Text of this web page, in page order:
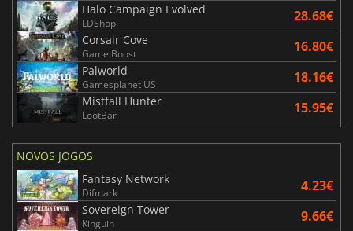
Halo Campaign Evolved
LDShop 28.68€
Corsair Cove
Game Boost 16.80€
Palworld
Gamesplanet US 18.16€
Mistfall Hunter
LootBar 15.95€
NOVOS JOGOS
Fantasy Network
Difmark 4.23€
Sovereign Tower
Kinguin 9.66€